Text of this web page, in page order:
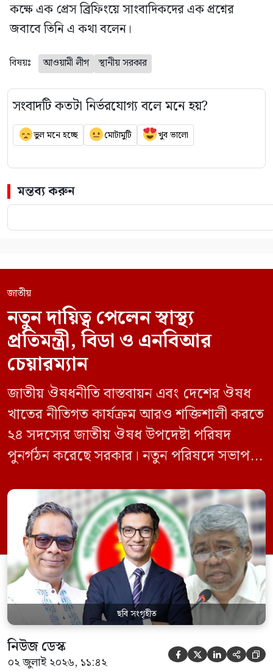
কক্ষে এক প্রেস ব্রিফিংয়ে সাংবাদিকদের এক প্রশ্নের
জবাবে তিনি এ কথা বলেন।
বিষয়ঃ আওয়ামী লীগ স্থানীয় সরকার
সংবাদটি কতটা নির্ভরযোগ্য বলে মনে হয়?
ভুল মনে হচ্ছে মোটামুটি খুব ভালো
মন্তব্য করুন
জাতীয়
নতুন দায়িত্ব পেলেন স্বাস্থ্য
প্রতিমন্ত্রী, বিডা ও এনবিআর
চেয়ারম্যান
জাতীয় ঔষধনীতি বাস্তবায়ন এবং দেশের ঔষধ
খাতের নীতিগত কার্যক্রম আরও শক্তিশালী করতে
২৪ সদস্যের জাতীয় ঔষধ উপদেষ্টা পরিষদ
পুনর্গঠন করেছে সরকার। নতুন পরিষদে সভাপতি
কল্যাণমন্ত্রী এবং সদস্য সচিব থাকবেন স্বাস্থ্য ও
পরিবার কল্যাণ মন্ত্রণালয়ের সচিব। একই সঙ্গে
স্বাস্থ্য প্রতিমন্ত্রী, বাংলাদেশ বিনিয়োগ উন্নয়ন
কর্তৃপক্ষ (বিডা)-এর নির্বাহী চেয়ারম্যান এবং
জাতীয় […]
ছবি সংগৃহীত
নিউজ ডেস্ক
০২ জুলাই ২০২৬, ১১:৪২     